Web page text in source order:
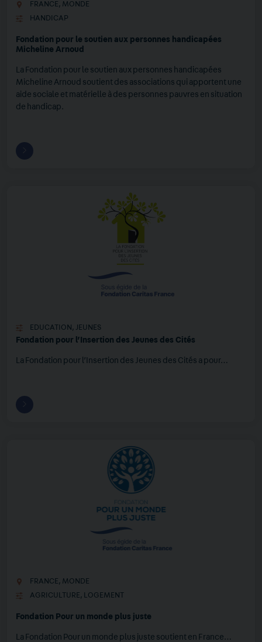
FRANCE, MONDE
HANDICAP
Fondation pour le soutien aux personnes handicapées
Micheline Arnoud
La Fondation pour le soutien aux personnes handicapées
Micheline Arnoud soutient des associations qui apportent une
aide sociale et matérielle à des personnes pauvres en situation
de handicap.
EDUCATION , JEUNES
Fondation pour l’Insertion des Jeunes des Cités
La Fondation pour l’Insertion des Jeunes des Cités a pour…
FRANCE, MONDE
AGRICULTURE, LOGEMENT
Fondation Pour un monde plus juste
La Fondation Pour un monde plus juste soutient en France…